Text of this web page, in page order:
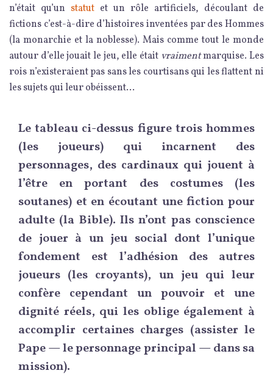
n’était qu’un statut et un rôle artificiels, découlant de
fictions c’est-à-dire d’histoires inventées par des Hommes
(la monarchie et la noblesse). Mais comme tout le monde
autour d’elle jouait le jeu, elle était vraimentmarquise. Les
rois n’existeraient pas sans les courtisans qui les flattent ni
les sujets qui leur obéissent…
Le tableau ci-dessus figure trois hommes
(les joueurs) qui incarnent des
personnages, des cardinaux qui jouent à
l’être en portant des costumes (les
soutanes) et en écoutant une fiction pour
adulte (la Bible). Ils n’ont pas conscience
de jouer à un jeu social dont l’unique
fondement est l’adhésion des autres
joueurs (les croyants), un jeu qui leur
confère cependant un pouvoir et une
dignité réels, qui les oblige également à
accomplir certaines charges (assister le
Pape — le personnage principal — dans sa
mission).